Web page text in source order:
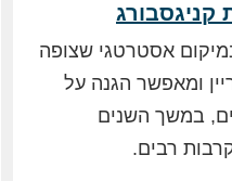
קניגסבורג
נבנתה במאה ה-12 במיקום אסטרטגי שצופה
ומאפשר הגנה על
במשך השנים
רבים.